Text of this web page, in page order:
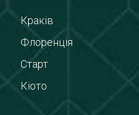
Краків
Флоренція
Старт
Кіото